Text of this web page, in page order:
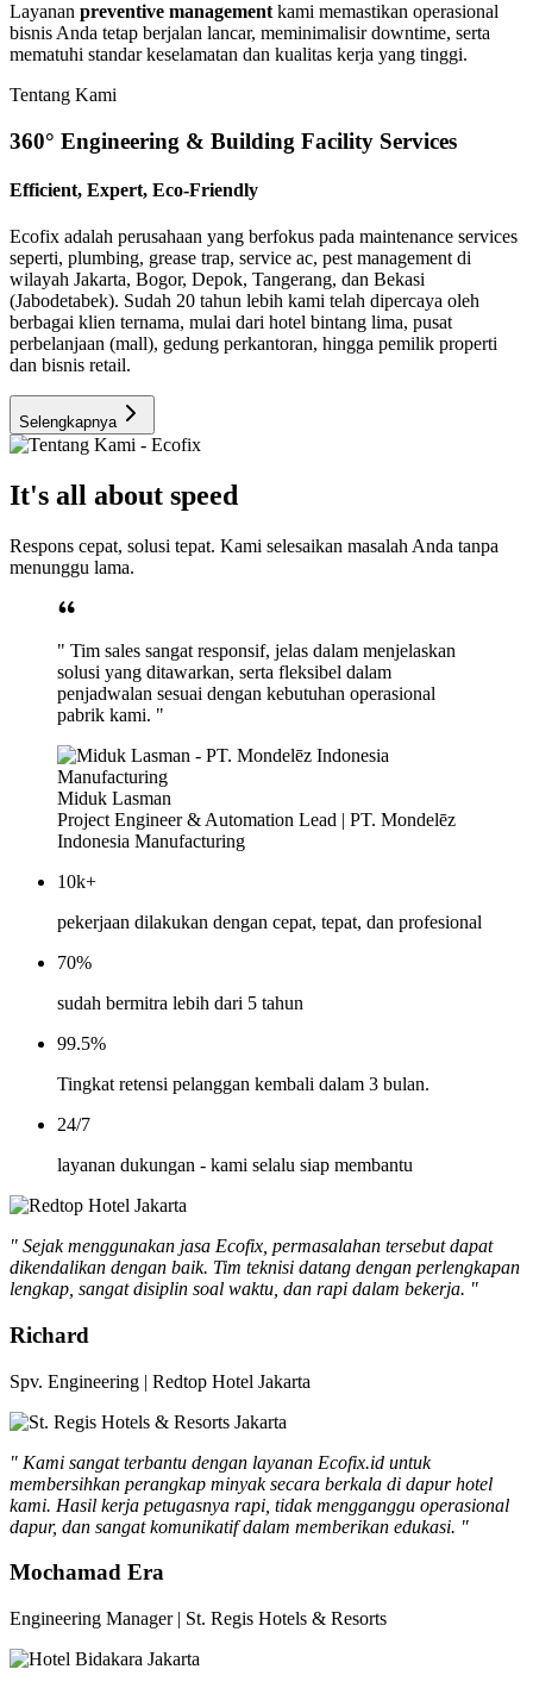
Layanan preventive management kami memastikan operasional
bisnis Anda tetap berjalan lancar, meminimalisir downtime, serta
mematuhi standar keselamatan dan kualitas kerja yang tinggi.
Tentang Kami
360° Engineering & Building Facility Services
Efficient, Expert, Eco-Friendly
Ecofix adalah perusahaan yang berfokus pada maintenance services
seperti, plumbing, grease trap, service ac, pest management di
wilayah Jakarta, Bogor, Depok, Tangerang, dan Bekasi
(Jabodetabek). Sudah 20 tahun lebih kami telah dipercaya oleh
berbagai klien ternama, mulai dari hotel bintang lima, pusat
perbelanjaan (mall), gedung perkantoran, hingga pemilik properti
dan bisnis retail.
Selengkapnya
It's all about speed
Respons cepat, solusi tepat. Kami selesaikan masalah Anda tanpa
menunggu lama.
" Tim sales sangat responsif, jelas dalam menjelaskan
solusi yang ditawarkan, serta fleksibel dalam
penjadwalan sesuai dengan kebutuhan operasional
pabrik kami. "
Miduk Lasman
Project Engineer & Automation Lead | PT. Mondelēz
Indonesia Manufacturing
10k+
pekerjaan dilakukan dengan cepat, tepat, dan profesional
70%
sudah bermitra lebih dari 5 tahun
99.5%
Tingkat retensi pelanggan kembali dalam 3 bulan.
24/7
layanan dukungan - kami selalu siap membantu
" Sejak menggunakan jasa Ecofix, permasalahan tersebut dapat
dikendalikan dengan baik. Tim teknisi datang dengan perlengkapan
lengkap, sangat disiplin soal waktu, dan rapi dalam bekerja. "
Richard
Spv. Engineering | Redtop Hotel Jakarta
" Kami sangat terbantu dengan layanan Ecofix.id untuk
membersihkan perangkap minyak secara berkala di dapur hotel
kami. Hasil kerja petugasnya rapi, tidak mengganggu operasional
dapur, dan sangat komunikatif dalam memberikan edukasi. "
Mochamad Era
Engineering Manager | St. Regis Hotels & Resorts